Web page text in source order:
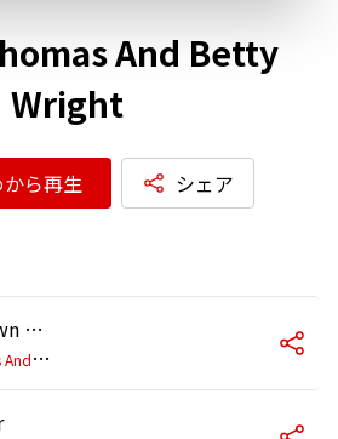
And Betty
Wright
ら再生 シェア
Sweet Brown Sugar
T
immy Thomas And Betty Wright